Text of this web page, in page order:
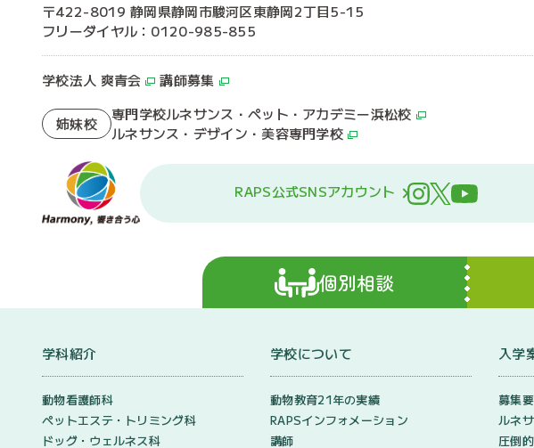
〒422-8019 静岡県静岡市駿河区東静岡2丁目5-15
フリーダイヤル：0120-985-855
学校法人 爽青会 講師募集
姉妹校
専門学校ルネサンス・ペット・アカデミー浜松校
ルネサンス・デザイン・美容専門学校
RAPS公式SNSアカウント
個別相談
学科紹介
動物看護師科
ペットエステ・トリミング科
ドッグ・ウェルネス科
学校について
動物教育21年の実績
RAPSインフォメーション
講師
入学
募集
ルネ
圧倒